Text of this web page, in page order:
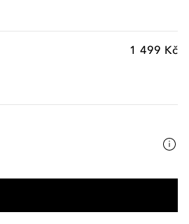
1 499 Kč